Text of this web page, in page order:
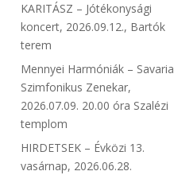
KARITÁSZ – Jótékonysági
koncert, 2026.09.12., Bartók
terem
Mennyei Harmóniák – Savaria
Szimfonikus Zenekar,
2026.07.09. 20.00 óra Szalézi
templom
HIRDETSEK – Évközi 13.
vasárnap, 2026.06.28.